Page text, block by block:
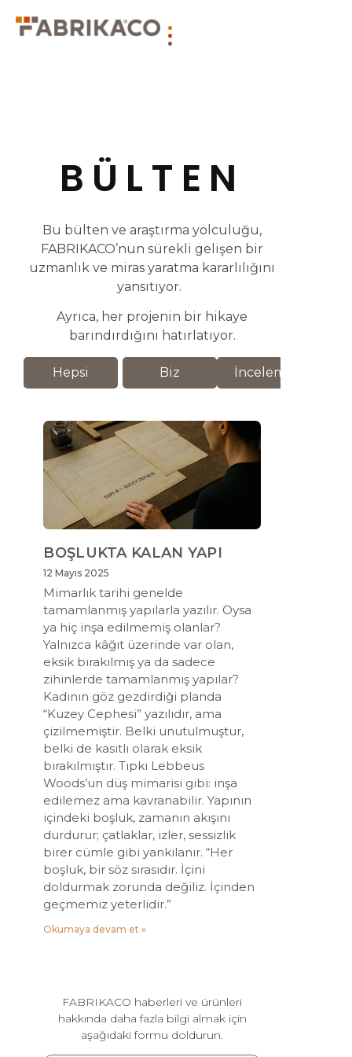
BÜLTEN
Bu bülten ve araştırma yolculuğu,
FABRIKACO’nun sürekli gelişen bir
uzmanlık ve miras yaratma kararlılığını
yansıtıyor.
Ayrıca, her projenin bir hikaye
barındırdığını hatırlatıyor.
Hepsi Biz İnceleme
BOŞLUKTA KALAN YAPI
12 Mayıs 2025
Mimarlık tarihi genelde
tamamlanmış yapılarla yazılır. Oysa
ya hiç inşa edilmemiş olanlar?
Yalnızca kâğıt üzerinde var olan,
eksik bırakılmış ya da sadece
zihinlerde tamamlanmış yapılar?
Kadının göz gezdirdiği planda
“Kuzey Cephesi” yazılıdır, ama
çizilmemiştir. Belki unutulmuştur,
belki de kasıtlı olarak eksik
bırakılmıştır. Tıpkı Lebbeus
Woods’un düş mimarisi gibi: inşa
edilemez ama kavranabilir. Yapının
içindeki boşluk, zamanın akışını
durdurur; çatlaklar, izler, sessizlik
birer cümle gibi yankılanır. “Her
boşluk, bir söz sırasıdır. İçini
doldurmak zorunda değiliz. İçinden
geçmemiz yeterlidir.”
Okumaya devam et »
FABRIKACO haberleri ve ürünleri
hakkında daha fazla bilgi almak için
aşağıdaki formu doldurun.